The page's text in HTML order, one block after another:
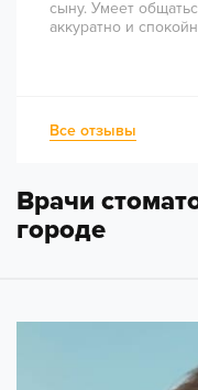
сыну. Умеет
аккуратно и
Все отзывы
Врачи
городе